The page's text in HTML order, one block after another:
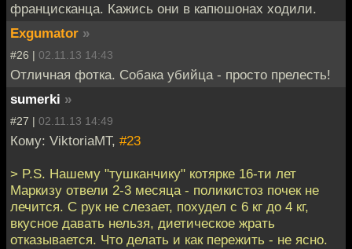
францисканца. Кажись они в капюшонах ходили.
Exgumator »
#26 | 02.11.13 14:43
Отличная фотка. Собака убийца - просто прелесть!
sumerki »
#27 | 02.11.13 14:49
Кому: ViktoriaMT, #23
> P.S. Нашему "тушканчику" котярке 16-ти лет
Маркизу отвели 2-3 месяца - поликистоз почек не
лечится. С рук не слезает, похудел с 6 кг до 4 кг,
вкусное давать нельзя, диетическое жрать
отказывается. Что делать и как пережить - не ясно.